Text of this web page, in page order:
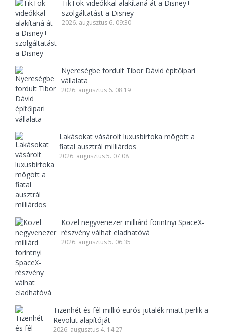
TikTok-videókkal alakítaná át a Disney+
szolgáltatást a Disney
2026. augusztus 6. 09:30
Nyereségbe fordult Tibor Dávid építőipari
vállalata
2026. augusztus 6. 08:19
Lakásokat vásárolt luxusbirtoka mögött a
fiatal ausztrál milliárdos
2026. augusztus 5. 07:08
Közel negyvenezer milliárd forintnyi SpaceX-
részvény válhat eladhatóvá
2026. augusztus 5. 06:35
Tizenhét és fél millió eurós jutalék miatt perlik a
Revolut alapítóját
2026. augusztus 4. 14:27